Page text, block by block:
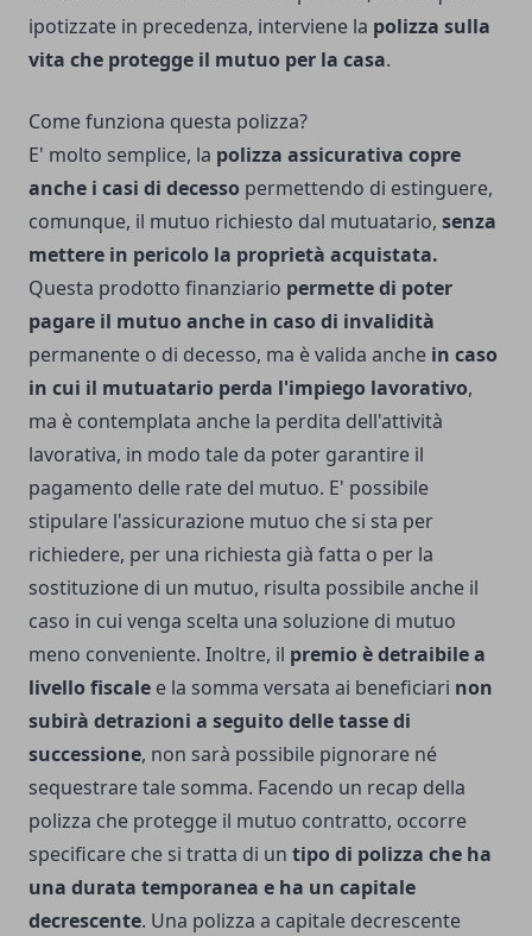
ipotizzate in precedenza, interviene la polizza sulla
vita che protegge il mutuo per la casa.
Come funziona questa polizza?
E' molto semplice, la polizza assicurativa copre
anche i casi di decesso permettendo di estinguere,
comunque, il mutuo richiesto dal mutuatario, senza
mettere in pericolo la proprietà acquistata.
Questa prodotto finanziario permette di poter
pagare il mutuo anche in caso di invalidità
permanente o di decesso, ma è valida anche in caso
in cui il mutuatario perda l'impiego lavorativo,
ma è contemplata anche la perdita dell'attività
lavorativa, in modo tale da poter garantire il
pagamento delle rate del mutuo. E' possibile
stipulare l'assicurazione mutuo che si sta per
richiedere, per una richiesta già fatta o per la
sostituzione di un mutuo, risulta possibile anche il
caso in cui venga scelta una soluzione di mutuo
meno conveniente. Inoltre, il premio è detraibile a
livello fiscale e la somma versata ai beneficiari non
subirà detrazioni a seguito delle tasse di
successione, non sarà possibile pignorare né
sequestrare tale somma. Facendo un recap della
polizza che protegge il mutuo contratto, occorre
specificare che si tratta di un tipo di polizza che ha
una durata temporanea e ha un capitale
decrescente. Una polizza a capitale decrescente